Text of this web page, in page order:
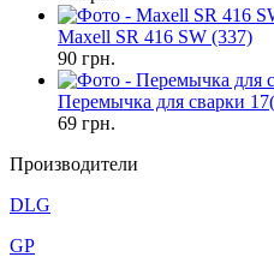
Maxell SR 416 SW (337)
90 грн.
Перемычка для сварки
69 грн.
Производители
DLG
GP